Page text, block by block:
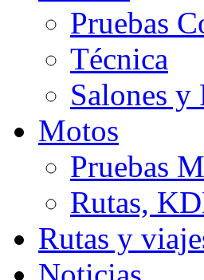
Pruebas
Técnica
Salones y
Motos
Pruebas
Rutas,
Rutas y